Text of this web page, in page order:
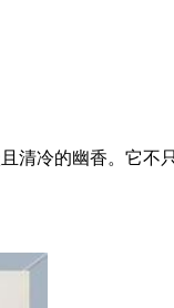
清冷的幽香。它不